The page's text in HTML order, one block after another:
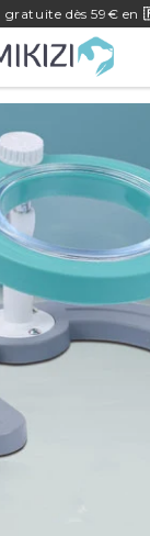
gratuite dès 59€ en